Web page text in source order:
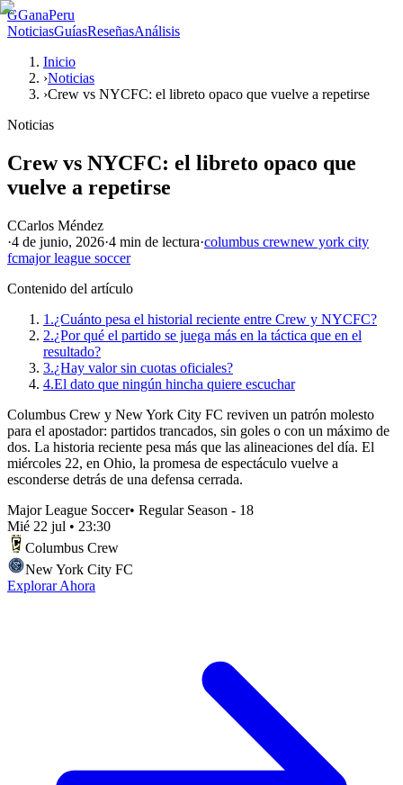
GGanaPeru
NoticiasGuíasReseñasAnálisis
Inicio
›Noticias
›Crew vs NYCFC: el libreto opaco que vuelve a repetirse
Noticias
Crew vs NYCFC: el libreto opaco que
vuelve a repetirse
CCarlos Méndez
·4 de junio, 2026·4 min de lectura·columbus crewnew york city
fcmajor league soccer
Contenido del artículo
1.¿Cuánto pesa el historial reciente entre Crew y NYCFC?
2.¿Por qué el partido se juega más en la táctica que en el
resultado?
3.¿Hay valor sin cuotas oficiales?
4.El dato que ningún hincha quiere escuchar
Columbus Crew y New York City FC reviven un patrón molesto
para el apostador: partidos trancados, sin goles o con un máximo de
dos. La historia reciente pesa más que las alineaciones del día. El
miércoles 22, en Ohio, la promesa de espectáculo vuelve a
esconderse detrás de una defensa cerrada.
Major League Soccer• Regular Season - 18
Mié 22 jul • 23:30
Columbus Crew
New York City FC
Explorar Ahora